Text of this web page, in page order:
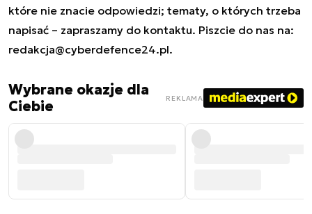
które nie znacie odpowiedzi; tematy, o których trzeba
napisać – zapraszamy do kontaktu. Piszcie do nas na:
redakcja@cyberdefence24.pl.
Wybrane okazje dla
Ciebie
REKLAMA